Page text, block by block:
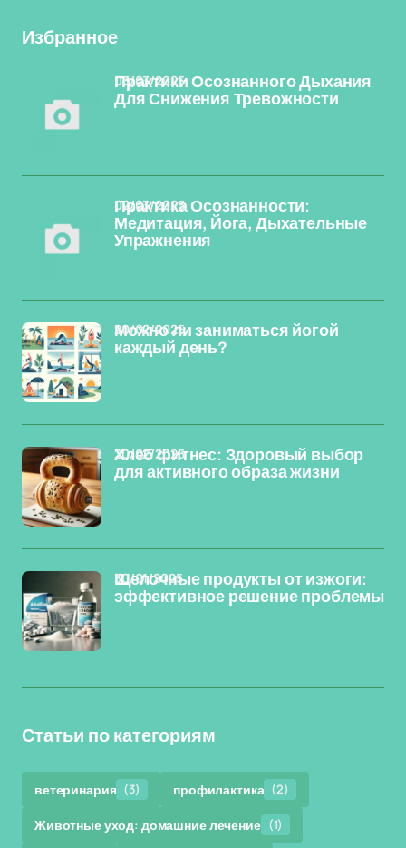
Избранное
Практики Осознанного Дыхания
Для Снижения Тревожности
03/03/2025
Практика Осознанности:
Медитация, Йога, Дыхательные
Упражнения
02/03/2025
Можно ли заниматься йогой
каждый день?
20/02/2025
Хлеб фитнес: Здоровый выбор
для активного образа жизни
20/02/2025
Щелочные продукты от изжоги:
эффективное решение проблемы
30/01/2025
Статьи по категориям
ветеринария (3) профилактика (2)
Животные уход: домашние лечение (1)